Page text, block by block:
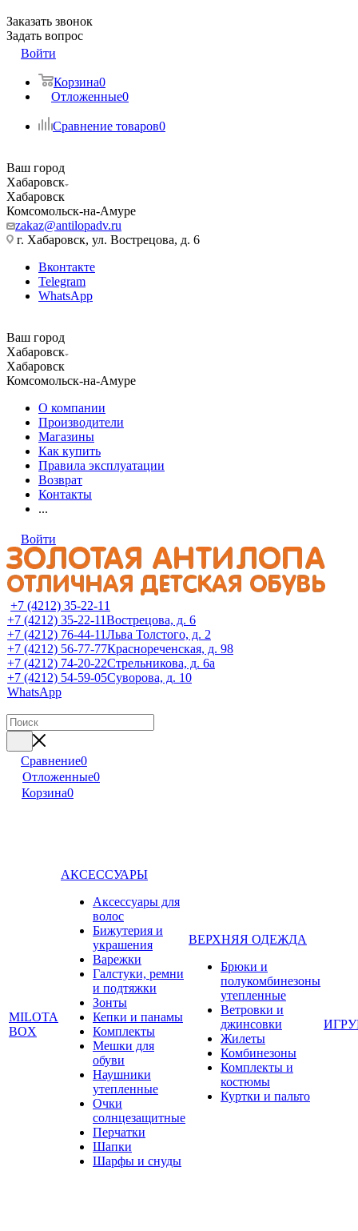
Заказать звонок
Задать вопрос
Войти
Корзина0
Отложенные0
Сравнение товаров0
Ваш город
Хабаровск
Хабаровск
Комсомольск-на-Амуре
zakaz@antilopadv.ru
г. Хабаровск, ул. Вострецова, д. 6
Вконтакте
Telegram
WhatsApp
Ваш город
Хабаровск
Хабаровск
Комсомольск-на-Амуре
О компании
Производители
Магазины
Как купить
Правила эксплуатации
Возврат
Контакты
...
Войти
+7 (4212) 35-22-11
+7 (4212) 35-22-11Вострецова, д. 6
+7 (4212) 76-44-11Льва Толстого, д. 2
+7 (4212) 56-77-77Краснореченская, д. 98
+7 (4212) 74-20-22Стрельникова, д. 6а
+7 (4212) 54-59-05Суворова, д. 10
WhatsApp
Сравнение0
Отложенные0
Корзина0
MILOTA
BOX
АКСЕССУАРЫ
Аксессуары для
волос
Бижутерия и
украшения
Варежки
Галстуки, ремни
и подтяжки
Зонты
Кепки и панамы
Комплекты
Мешки для
обуви
Наушники
утепленные
Очки
солнцезащитные
Перчатки
Шапки
Шарфы и снуды
ВЕРХНЯЯ ОДЕЖДА
Брюки и
полукомбинезоны
утепленные
Ветровки и
джинсовки
Жилеты
Комбинезоны
Комплекты и
костюмы
Куртки и пальто